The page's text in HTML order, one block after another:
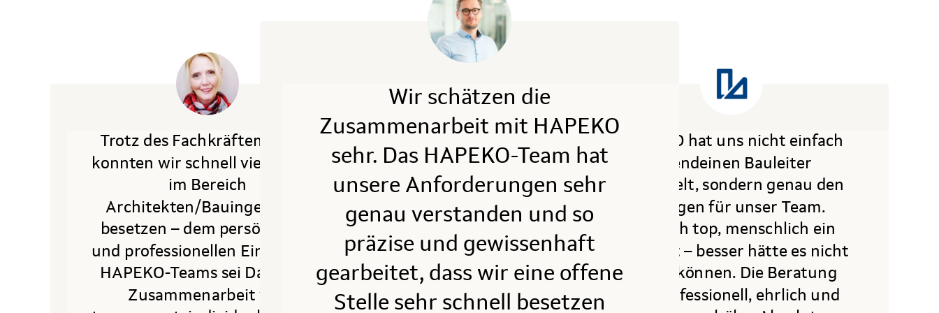
Wir schätzen die
Zusammenarbeit mit HAPEKO
sehr. Das HAPEKO-Team hat
unsere Anforderungen sehr
genau verstanden und so
präzise und gewissenhaft
gearbeitet, dass wir eine offene
Stelle sehr schnell besetzen
HAPEKO hat uns nicht einfach
irgendeinen Bauleiter
vermittelt, sondern genau den
richtigen für unser Team.
Fachlich top, menschlich ein
super Fit – besser hätte es nicht
laufen können. Die Beratung
war professionell, ehrlich und
Trotz des Fachkräftemangels
konnten wir schnell vier Stellen
im Bereich
Architekten/Bauingenieure
besetzen – dem persönlichen
und professionellen Einsatz des
HAPEKO-Teams sei Dank. Die
Zusammenarbeit war